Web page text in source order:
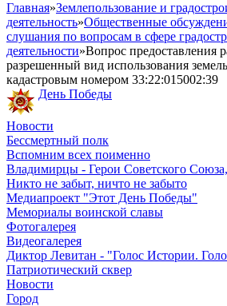
Главная»Землепользование и
деятельность»Общественные
слушания по вопросам в сфере
деятельности»Вопрос предоставления
разрешенный вид использования
кадастровым номером 33:22:015002:39
День Победы
Новости
Бессмертный полк
Вспомним всех поименно
Владимирцы - Герои Советского
Никто не забыт, ничто не забыто
Медиапроект "Этот День Победы"
Мемориалы воинской славы
Фотогалерея
Видеогалерея
Диктор Левитан - "Голос Истории.
Патриотический сквер
Новости
Город